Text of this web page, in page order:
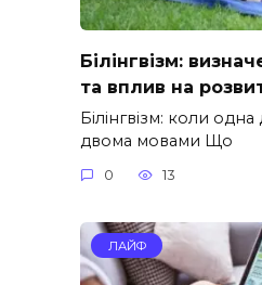
Білінгвізм:
та вплив на
Білінгвізм: коли
двома мовами Що
0 13
ЛАЙФ